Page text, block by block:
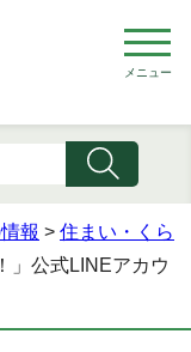
メニュー
報 > 住まい・くら
公式LINEアカウ